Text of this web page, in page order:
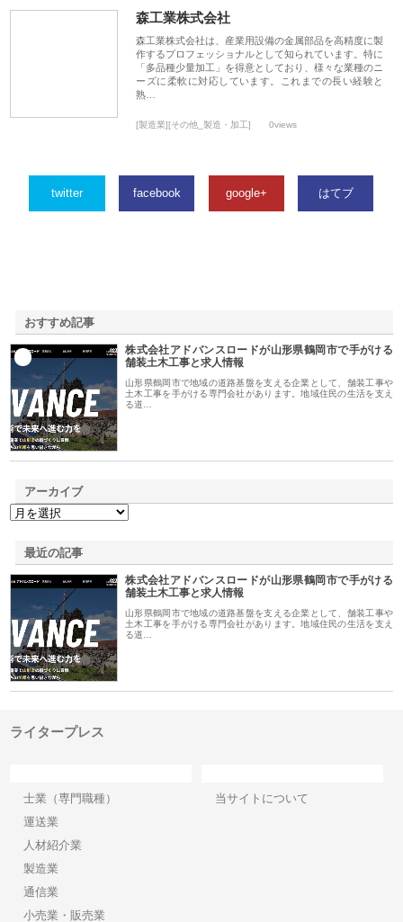
森工業株式会社
森工業株式会社は、産業用設備の金属部品を高精度に製
作するプロフェッショナルとして知られています。特に
「多品種少量加工」を得意としており、様々な業種のニ
ーズに柔軟に対応しています。これまでの長い経験と
熟…
[製造業][その他_製造・加工] 0views
twitter facebook google+ はてブ
おすすめ記事
株式会社アドバンスロードが山形県鶴岡市で手がける
舗装土木工事と求人情報
山形県鶴岡市で地域の道路基盤を支える企業として、舗装工事や
土木工事を手がける専門会社があります。地域住民の生活を支え
る道…
アーカイブ
最近の記事
株式会社アドバンスロードが山形県鶴岡市で手がける
舗装土木工事と求人情報
山形県鶴岡市で地域の道路基盤を支える企業として、舗装工事や
土木工事を手がける専門会社があります。地域住民の生活を支え
る道…
ライタープレス
士業（専門職種）
運送業
人材紹介業
製造業
通信業
小売業・販売業
当サイトについて